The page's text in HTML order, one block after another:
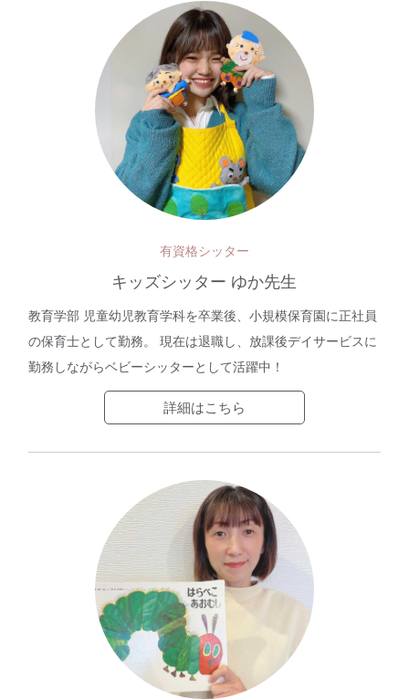
有資格シッター
キッズシッター ゆか先生
教育学部 児童幼児教育学科を卒業後、小規模保育園に正社員
の保育士として勤務。 現在は退職し、放課後デイサービスに
勤務しながらベビーシッターとして活躍中！
詳細はこちら